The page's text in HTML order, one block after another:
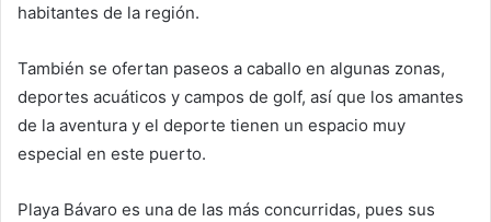
habitantes de la región.
También se ofertan paseos a caballo en algunas zonas,
deportes acuáticos y campos de golf, así que los amantes
de la aventura y el deporte tienen un espacio muy
especial en este puerto.
Playa Bávaro es una de las más concurridas, pues sus